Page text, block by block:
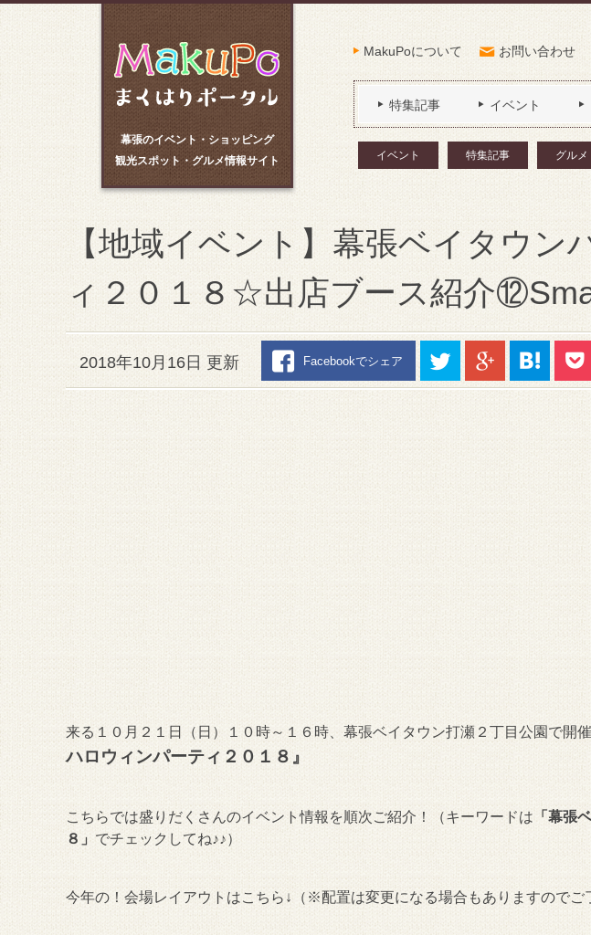
幕張のイベント・ショッピング
観光スポット・グルメ情報サイト
MakuPoについて お問い合わせ
特集記事 イベント
イベント 特集記事 グルメ
【地域イベント】幕張ベイタウン
ィ２０１８☆出店ブース紹介
2018年10月16日 更新 Facebookでシェア
来る１０月２１日（日）１０時～１６時、幕張ベイタウン打瀬２丁目公園で開
ハロウィンパーティ２０１８』
こちらでは盛りだくさんのイベント情報を順次ご紹介！（キーワードは 「幕張
８」 でチェックしてね♪♪）
今年の！会場レイアウトはこちら↓（※配置は変更になる場合もありますのでご